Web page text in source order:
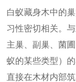
白蚁藏身木中的
习性密切相关。
主巢、副巢、菌
蚁的某些类型）
直接在木材内部